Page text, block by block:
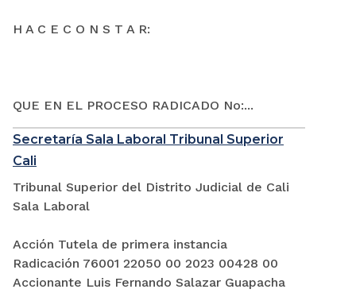
H A C E C O N S T A R:
QUE EN EL PROCESO RADICADO No:...
Secretaría Sala Laboral Tribunal Superior
Cali
Tribunal Superior del Distrito Judicial de Cali
Sala Laboral
Acción Tutela de primera instancia
Radicación 76001 22050 00 2023 00428 00
Accionante Luis Fernando Salazar Guapacha